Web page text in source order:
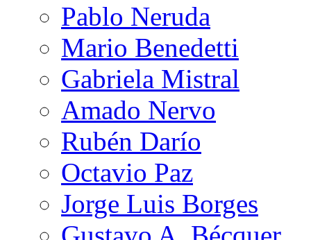
Pablo Neruda
Mario Benedetti
Gabriela Mistral
Amado Nervo
Rubén Darío
Octavio Paz
Jorge Luis Borges